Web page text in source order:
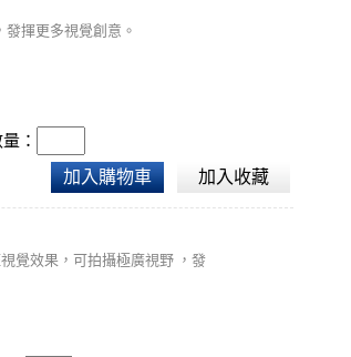
揮更多視覺創意。
：
加入購物車 加入收藏
覺效果，可拍攝極廣視野 ，發